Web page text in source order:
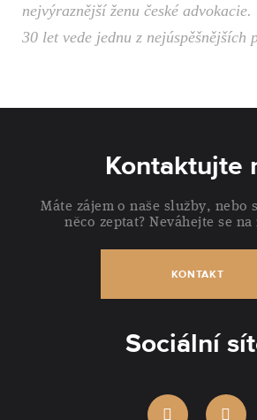
nejvýraznější ženu české
30 let vede jednu z
Kontaktujte
Máte zájem o naše služby, nebo
něco zeptat? Neváhejte se
KONTAKT
Sociální